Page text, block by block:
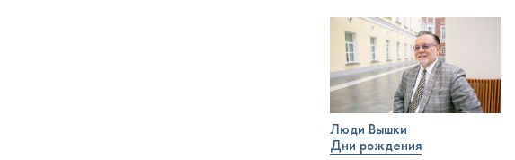
Люди Вышки
Дни рождения